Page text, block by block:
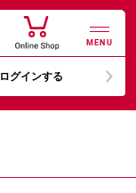
MENU
ログインする